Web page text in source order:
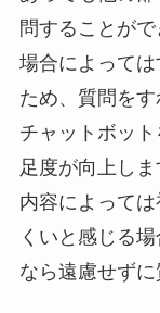
問することがで
場合によって
ため、質問を
チャットボッ
足度が向上しま
内容によって
くいと感じる
なら遠慮せずに